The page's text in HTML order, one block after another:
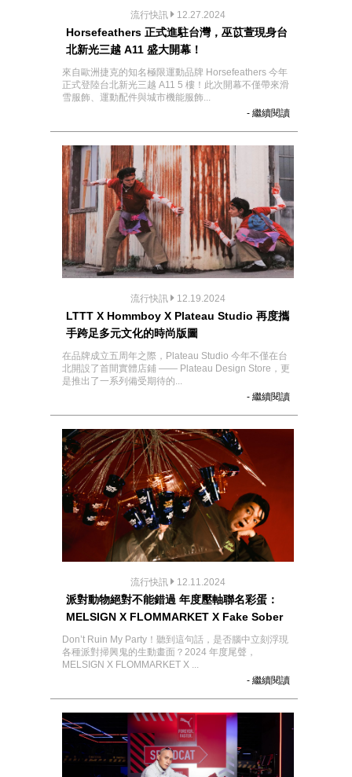
流行快訊 12.27.2024
Horsefeathers 正式進駐台灣，巫苡萱現身台
北新光三越 A11 盛大開幕！
來自歐洲捷克的知名極限運動品牌 Horsefeathers 今年
正式登陸台北新光三越 A11 5 樓！此次開幕不僅帶來滑
雪服飾、運動配件與城市機能服飾...
- 繼續閱讀
流行快訊 12.19.2024
LTTT X Hommboy X Plateau Studio 再度攜
手跨足多元文化的時尚版圖
在品牌成立五周年之際，Plateau Studio 今年不僅在台
北開設了首間實體店鋪 —— Plateau Design Store，更
是推出了一系列備受期待的...
- 繼續閱讀
流行快訊 12.11.2024
派對動物絕對不能錯過 年度壓軸聯名彩蛋：
MELSIGN X FLOMMARKET X Fake Sober
Don’t Ruin My Party！聽到這句話，是否腦中立刻浮現
各種派對掃興鬼的生動畫面？2024 年度尾聲，
MELSIGN X FLOMMARKET X ...
- 繼續閱讀